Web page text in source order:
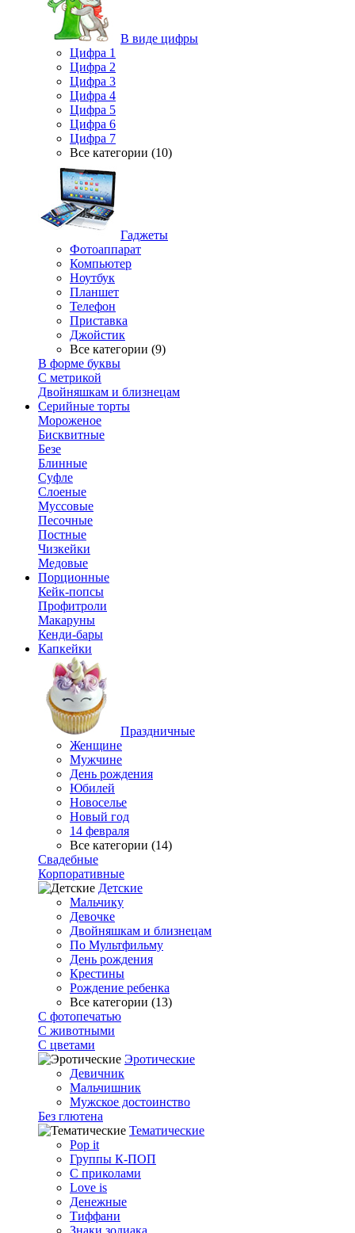
В виде цифры
Цифра 1
Цифра 2
Цифра 3
Цифра 4
Цифра 5
Цифра 6
Цифра 7
Все категории (10)
Гаджеты
Фотоаппарат
Компьютер
Ноутбук
Планшет
Телефон
Приставка
Джойстик
Все категории (9)
В форме буквы
С метрикой
Двойняшкам и близнецам
Серийные торты
Мороженое
Бисквитные
Безе
Блинные
Суфле
Слоеные
Муссовые
Песочные
Постные
Чизкейки
Медовые
Порционные
Кейк-попсы
Профитроли
Макаруны
Кенди-бары
Капкейки
Праздничные
Женщине
Мужчине
День рождения
Юбилей
Новоселье
Новый год
14 февраля
Все категории (14)
Свадебные
Корпоративные
Детские
Мальчику
Девочке
Двойняшкам и близнецам
По Мультфильму
День рождения
Крестины
Рождение ребенка
Все категории (13)
С фотопечатью
C животными
С цветами
Эротические
Девичник
Мальчишник
Мужское достоинство
Без глютена
Тематические
Pop it
Группы К-ПОП
С приколами
Love is
Денежные
Тиффани
Знаки зодиака